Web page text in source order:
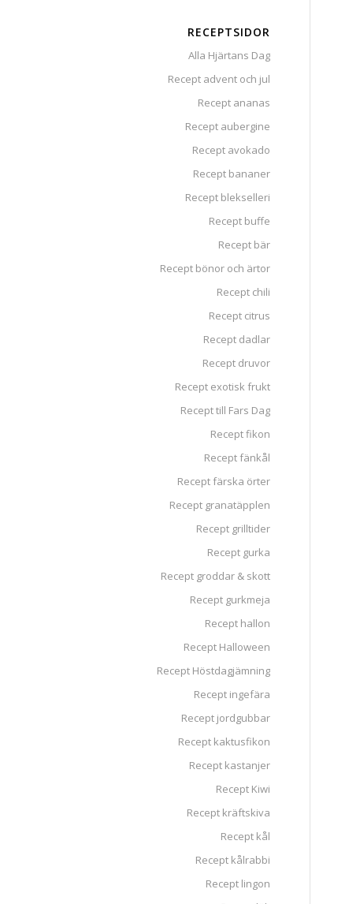
RECEPTSIDOR
Alla Hjärtans Dag
Recept advent och jul
Recept ananas
Recept aubergine
Recept avokado
Recept bananer
Recept blekselleri
Recept buffe
Recept bär
Recept bönor och ärtor
Recept chili
Recept citrus
Recept dadlar
Recept druvor
Recept exotisk frukt
Recept till Fars Dag
Recept fikon
Recept fänkål
Recept färska örter
Recept granatäpplen
Recept grilltider
Recept gurka
Recept groddar & skott
Recept gurkmeja
Recept hallon
Recept Halloween
Recept Höstdagjämning
Recept ingefära
Recept jordgubbar
Recept kaktusfikon
Recept kastanjer
Recept Kiwi
Recept kräftskiva
Recept kål
Recept kålrabbi
Recept lingon